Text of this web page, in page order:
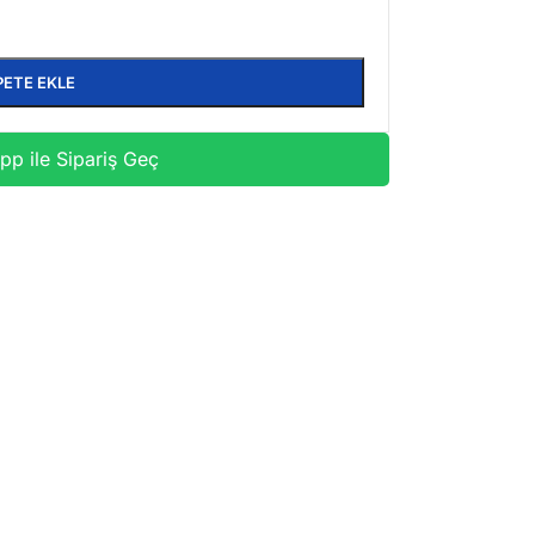
EKLE
ile Sipariş Geç